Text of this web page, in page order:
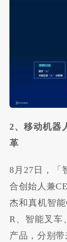
2、移动机器
革
8月27日，「
合创始人兼
杰和真机智
R、智能叉车
产品，分别